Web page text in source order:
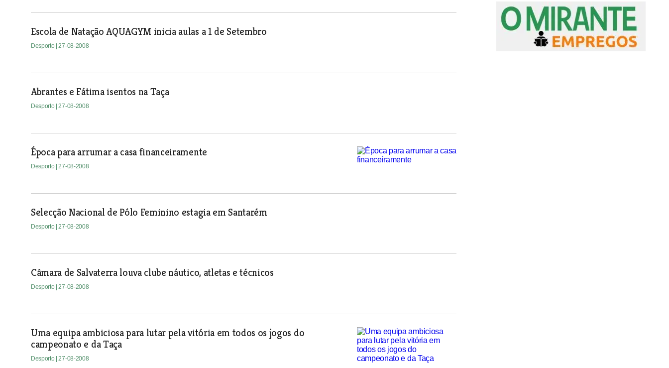
Escola de Natação AQUAGYM inicia aulas a 1 de Setembro
Desporto | 27-08-2008
Abrantes e Fátima isentos na Taça
Desporto | 27-08-2008
Época para arrumar a casa financeiramente
Desporto | 27-08-2008
Selecção Nacional de Pólo Feminino estagia em Santarém
Desporto | 27-08-2008
Câmara de Salvaterra louva clube náutico, atletas e técnicos
Desporto | 27-08-2008
Uma equipa ambiciosa para lutar pela vitória em todos os jogos do
campeonato e da Taça
Desporto | 27-08-2008